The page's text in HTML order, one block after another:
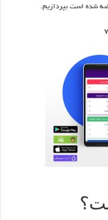
شده است بپردازیم.